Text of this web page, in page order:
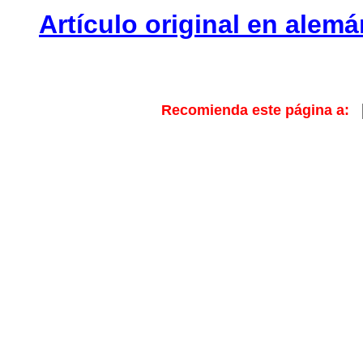
Artículo original en
Recomienda este página a: